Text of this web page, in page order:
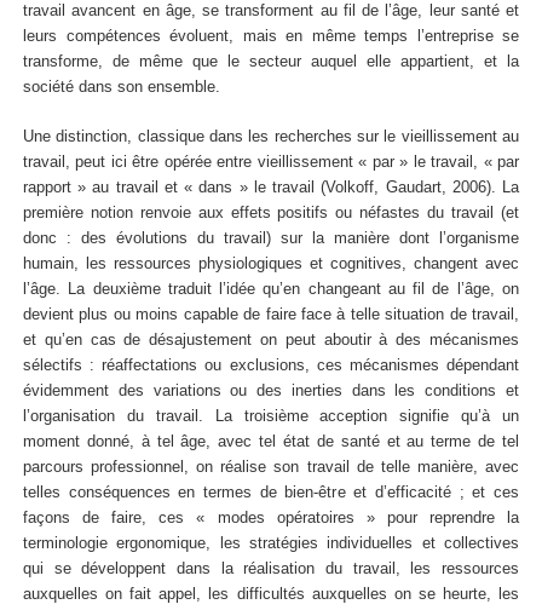
travail avancent en âge, se transforment au fil de l’âge, leur santé et
leurs compétences évoluent, mais en même temps l’entreprise se
transforme, de même que le secteur auquel elle appartient, et la
société dans son ensemble.
Une distinction, classique dans les recherches sur le vieillissement au
travail, peut ici être opérée entre vieillissement « par » le travail, « par
rapport » au travail et « dans » le travail (Volkoff, Gaudart, 2006). La
première notion renvoie aux effets positifs ou néfastes du travail (et
donc : des évolutions du travail) sur la manière dont l’organisme
humain, les ressources physiologiques et cognitives, changent avec
l’âge. La deuxième traduit l’idée qu’en changeant au fil de l’âge, on
devient plus ou moins capable de faire face à telle situation de travail,
et qu’en cas de désajustement on peut aboutir à des mécanismes
sélectifs : réaffectations ou exclusions, ces mécanismes dépendant
évidemment des variations ou des inerties dans les conditions et
l’organisation du travail. La troisième acception signifie qu’à un
moment donné, à tel âge, avec tel état de santé et au terme de tel
parcours professionnel, on réalise son travail de telle manière, avec
telles conséquences en termes de bien-être et d’efficacité ; et ces
façons de faire, ces « modes opératoires » pour reprendre la
terminologie ergonomique, les stratégies individuelles et collectives
qui se développent dans la réalisation du travail, les ressources
auxquelles on fait appel, les difficultés auxquelles on se heurte, les